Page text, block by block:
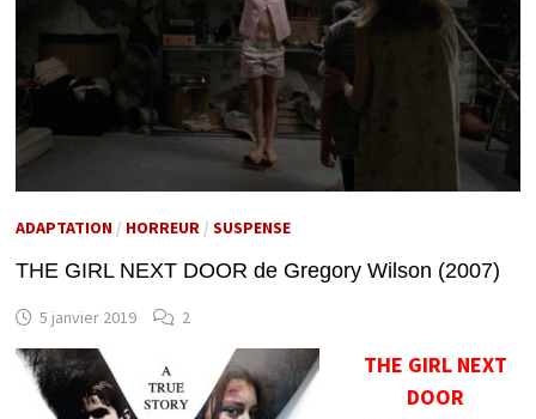
ADAPTATION/ HORREUR/ SUSPENSE
THE GIRL NEXT DOOR de Gregory Wilson (2007)
5 janvier 2019 2
THE GIRL NEXT
DOOR